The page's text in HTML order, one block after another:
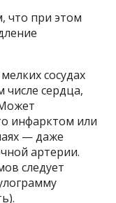
что при этом
сосудах
сердца,
инфарктом или
— даже
артерии.
следует